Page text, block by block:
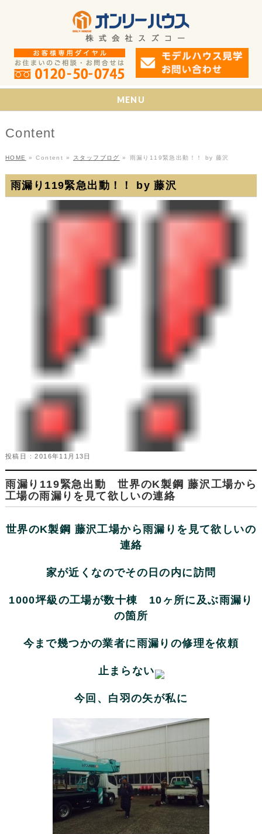
MENU
Content
HOME » Content » スタッフブログ » 雨漏り119緊急出動！！ by 藤沢
雨漏り119緊急出動！！ by 藤沢
投稿日 : 2016年11月13日
雨漏り119緊急出動 世界のK製鋼 藤沢工場から
工場の雨漏りを見て欲しいの連絡
世界のK製鋼 藤沢工場から雨漏りを見て欲しいの
連絡
家が近くなのでその日の内に訪問
1000坪級の工場が数十棟 10ヶ所に及ぶ雨漏り
の箇所
今まで幾つかの業者に雨漏りの修理を依頼
止まらない
今回、白羽の矢が私に